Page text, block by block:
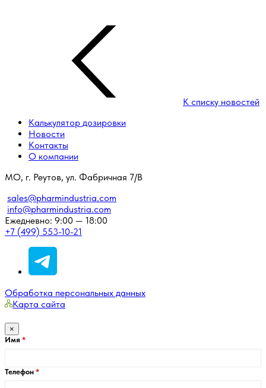
К списку новостей
Калькулятор дозировки
Новости
Контакты
О компании
МО, г. Реутов, ул. Фабричная 7/В
sales@pharmindustria.com
info@pharmindustria.com
Ежедневно: 9:00 — 18:00
+7 (499) 553-10-21
Обработка персональных данных
Карта сайта
×
Имя
Телефон